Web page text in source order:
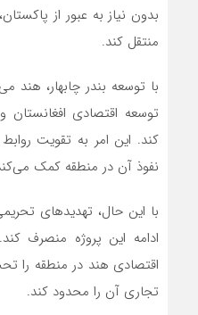
بدون نیاز به عبور از
منتقل کند.
با توسعه بندر چابهار،
توسعه اقتصادی افغانستان
کند. این امر به تقویت
نفوذ آن در منطقه کمک
با این حال، تهدیدهای
ادامه این پروژه منصرف
اقتصادی هند در منطقه را
تجاری آن را محدود کند.